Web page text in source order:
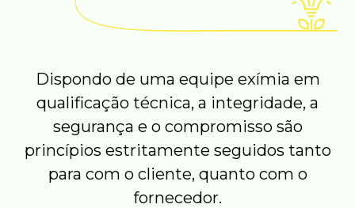
Dispondo de uma equipe exímia em
qualificação técnica, a integridade, a
segurança e o compromisso são
princípios estritamente seguidos tanto
para com o cliente, quanto com o
fornecedor.